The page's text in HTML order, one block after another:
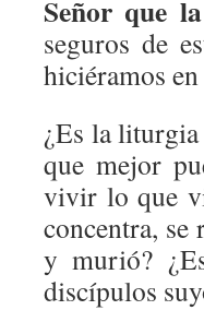
Señor que
seguros de
hiciéramos
¿Es la
que mejor
vivir lo que
concentra,
y murió?
discípulos